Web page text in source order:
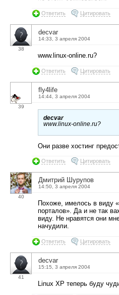
Ответить Цитировать
38
decvar
14:33, 3 апреля 2004
www.linux-online.ru?
Ответить Цитировать
39
fly4life
14:44, 3 апреля 2004
decvar
www.linux-online.ru?
Они разве хостинг
Ответить Цитировать
40
Дмитрий Шурупов
14:50, 3 апреля 2004
Похоже, имелось в виду
порталов». Да и не так
виду. Не нравятся они
начудили.
Ответить Цитировать
41
decvar
15:15, 3 апреля 2004
Linux XP теперь буду